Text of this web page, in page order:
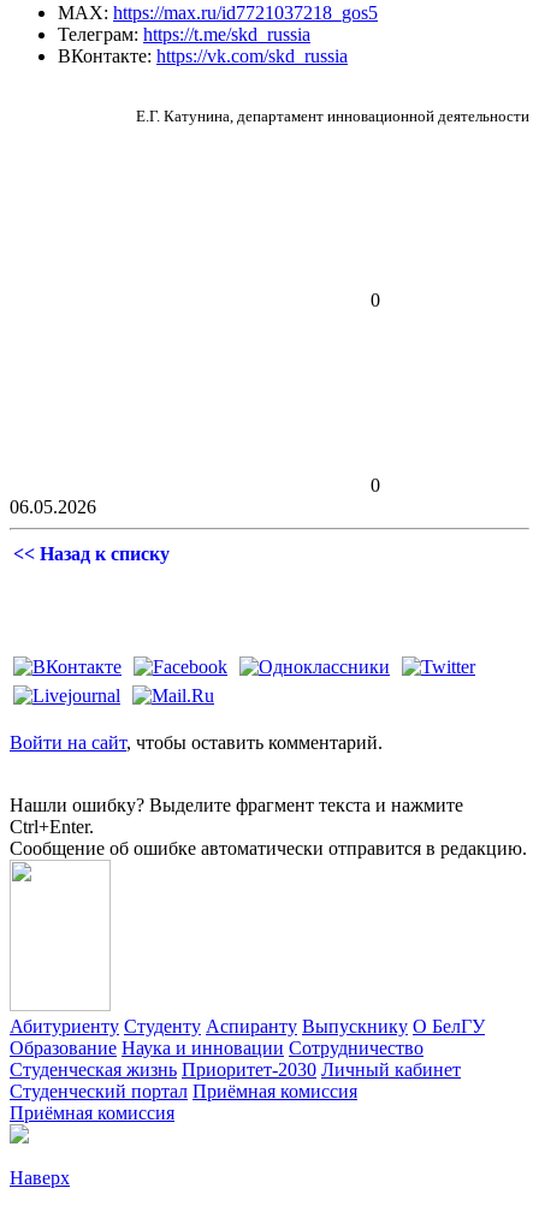
MAX: https://max.ru/id7721037218_gos5
Телеграм: https://t.me/skd_russia
ВКонтакте: https://vk.com/skd_russia
Е.Г. Катунина, департамент инновационной деятельности
0
0
06.05.2026
<< Назад к списку
Войти на сайт, чтобы оставить комментарий.
Нашли ошибку? Выделите фрагмент текста и нажмите
Ctrl+Enter.
Сообщение об ошибке автоматически отправится в редакцию.
Абитуриенту Студенту Аспиранту Выпускнику О БелГУ
Образование Наука и инновации Сотрудничество
Студенческая жизнь Приоритет-2030 Личный кабинет
Студенческий портал Приёмная комиссия
Приёмная комиссия
Наверх